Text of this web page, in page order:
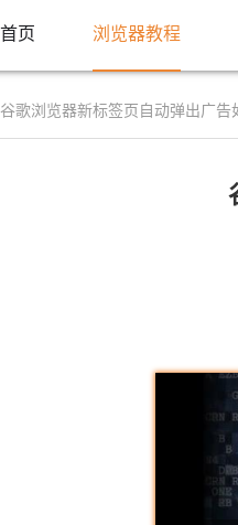
首页 浏览器教程
谷歌浏览器新标签页自动弹出广告